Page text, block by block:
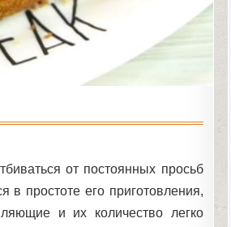
от постоянных просьб
в простоте его приготовления,
и их количество легко